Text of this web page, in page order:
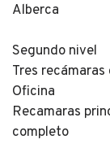
Alberca
Segundo nivel
Tres
Oficina
Recamaras
completo